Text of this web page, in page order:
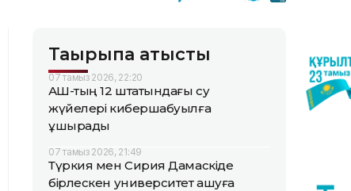
Тақырыпқа қатысты
07 тамыз 2026, 22:20
АҚШ-тың 12 штатындағы су
жүйелері кибершабуылға
ұшырады
07 тамыз 2026, 21:49
Түркия мен Сирия Дамаскіде
бірлескен университет ашуға